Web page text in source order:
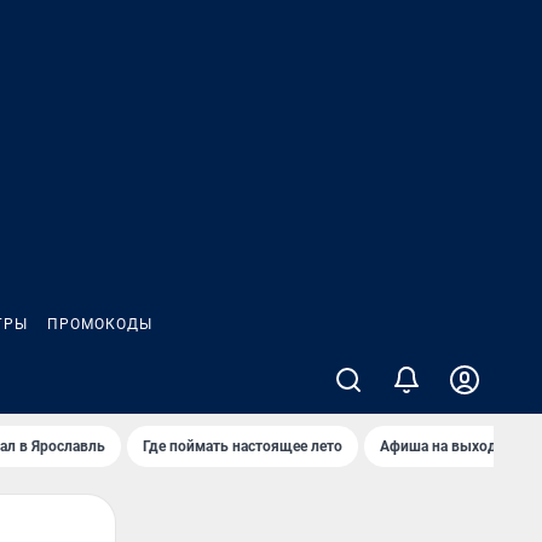
ПРОМОКОДЫ
в Ярославль Где поймать настоящее лето Афиша на выходные